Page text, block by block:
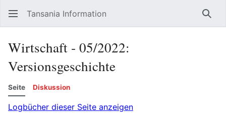
Tansania Information
Wirtschaft ‐ 05/2022:
Versionsgeschichte
Seite Diskussion
Logbücher dieser Seite anzeigen